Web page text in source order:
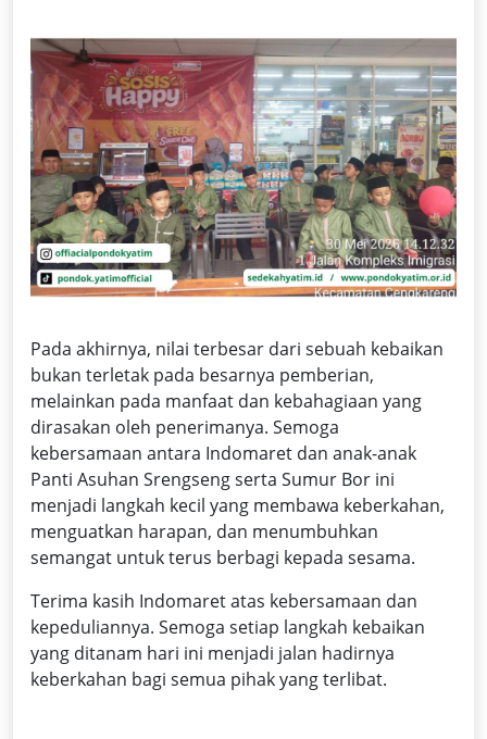
Pada akhirnya, nilai terbesar dari sebuah kebaikan
bukan terletak pada besarnya pemberian,
melainkan pada manfaat dan kebahagiaan yang
dirasakan oleh penerimanya. Semoga
kebersamaan antara Indomaret dan anak-anak
Panti Asuhan Srengseng serta Sumur Bor ini
menjadi langkah kecil yang membawa keberkahan,
menguatkan harapan, dan menumbuhkan
semangat untuk terus berbagi kepada sesama.
Terima kasih Indomaret atas kebersamaan dan
kepeduliannya. Semoga setiap langkah kebaikan
yang ditanam hari ini menjadi jalan hadirnya
keberkahan bagi semua pihak yang terlibat.